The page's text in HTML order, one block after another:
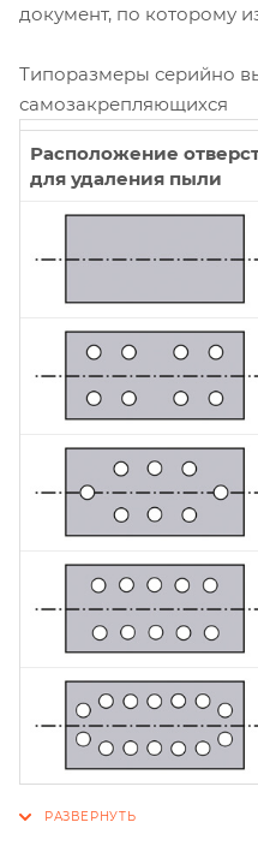
документ, по которому
Типоразмеры серийно
самозакрепляющихся
Расположение
для удаления пыли